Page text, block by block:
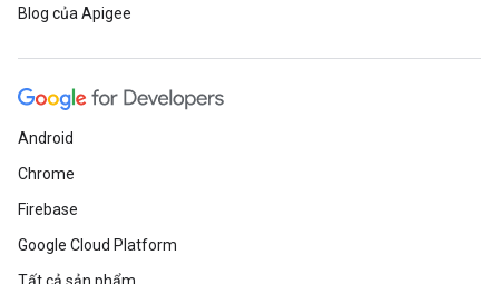
Blog của Apigee
Android
Chrome
Firebase
Google Cloud Platform